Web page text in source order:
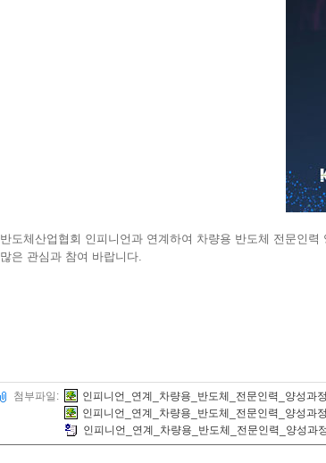
반도체산업협회 인피니언과 연계하여 차량용 반도체 전문인
많은 관심과 참여 바랍니다.
첨부파일:
인피니언_연계_차량용_반도체_전문인력_양성과
인피니언_연계_차량용_반도체_전문인력_양성과
인피니언_연계_차량용_반도체_전문인력_양성과